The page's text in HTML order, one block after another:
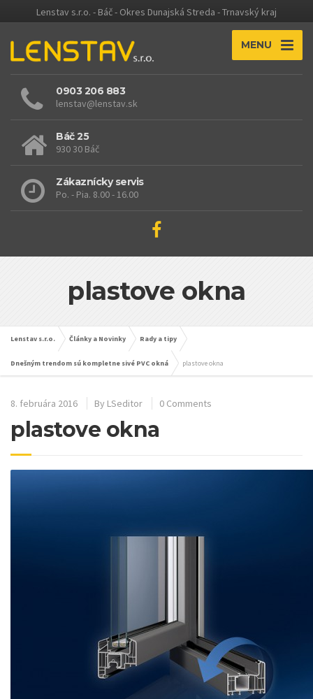
Lenstav s.r.o. - Báč - Okres Dunajská Streda - Trnavský kraj
MENU
0903 206 883
lenstav@lenstav.sk
Báč 25
930 30 Báč
Zákaznícky servis
Po. - Pia. 8.00 - 16.00
plastove okna
Lenstav s.r.o. Články a Novinky Rady a tipy
Dnešným trendom sú kompletne sivé PVC okná plastove okna
8. februára 2016 By LSeditor 0 Comments
plastove okna